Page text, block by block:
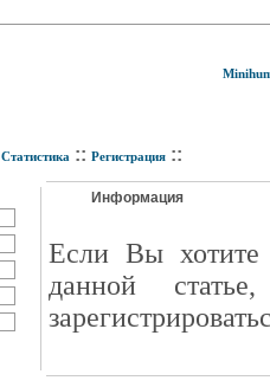
Статистика :: Регистрация ::
Информация
Eсли Вы хотите
данной